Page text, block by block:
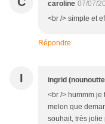
caroline 07/07/
<br /> simple et
Répondre
I ingrid
<br /> hummm
melon que
souhait, très jolie